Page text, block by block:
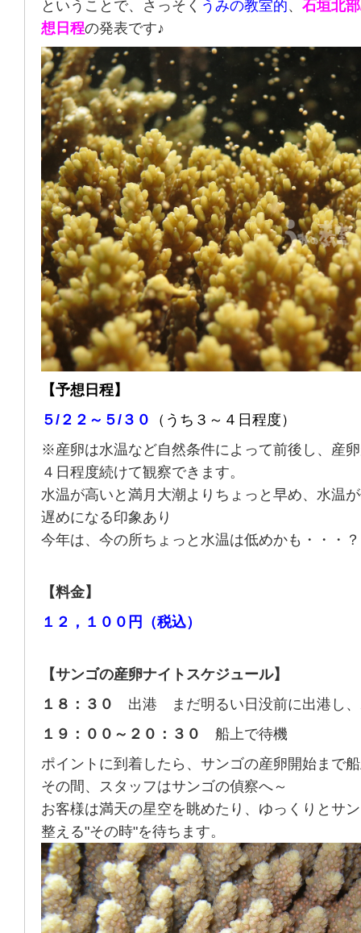
ということで、さっそく うみの教室的、 石垣北
想日程の発表です♪
【予想日程】
５/２２～５/３０
（うち３～４日程度）
※産卵は水温など自然条件によって前後し、産
４日程度続けて観察できます。
水温が高いと満月大潮よりちょっと早め、水温
遅めになる印象あり
今年は、今の所ちょっと水温は低めかも・・・？
【料金】
１２，１００円（税込）
【サンゴの産卵ナイトスケジュール】
１８：３０
出港 まだ明るい日没前に出港し、
１９：００～２０：３０
船上で待機
ポイントに到着したら、サンゴの産卵開始まで
その間、スタッフはサンゴの偵察へ～
お客様は満天の星空を眺めたり、ゆっくりとサ
整える"その時"を待ちます。